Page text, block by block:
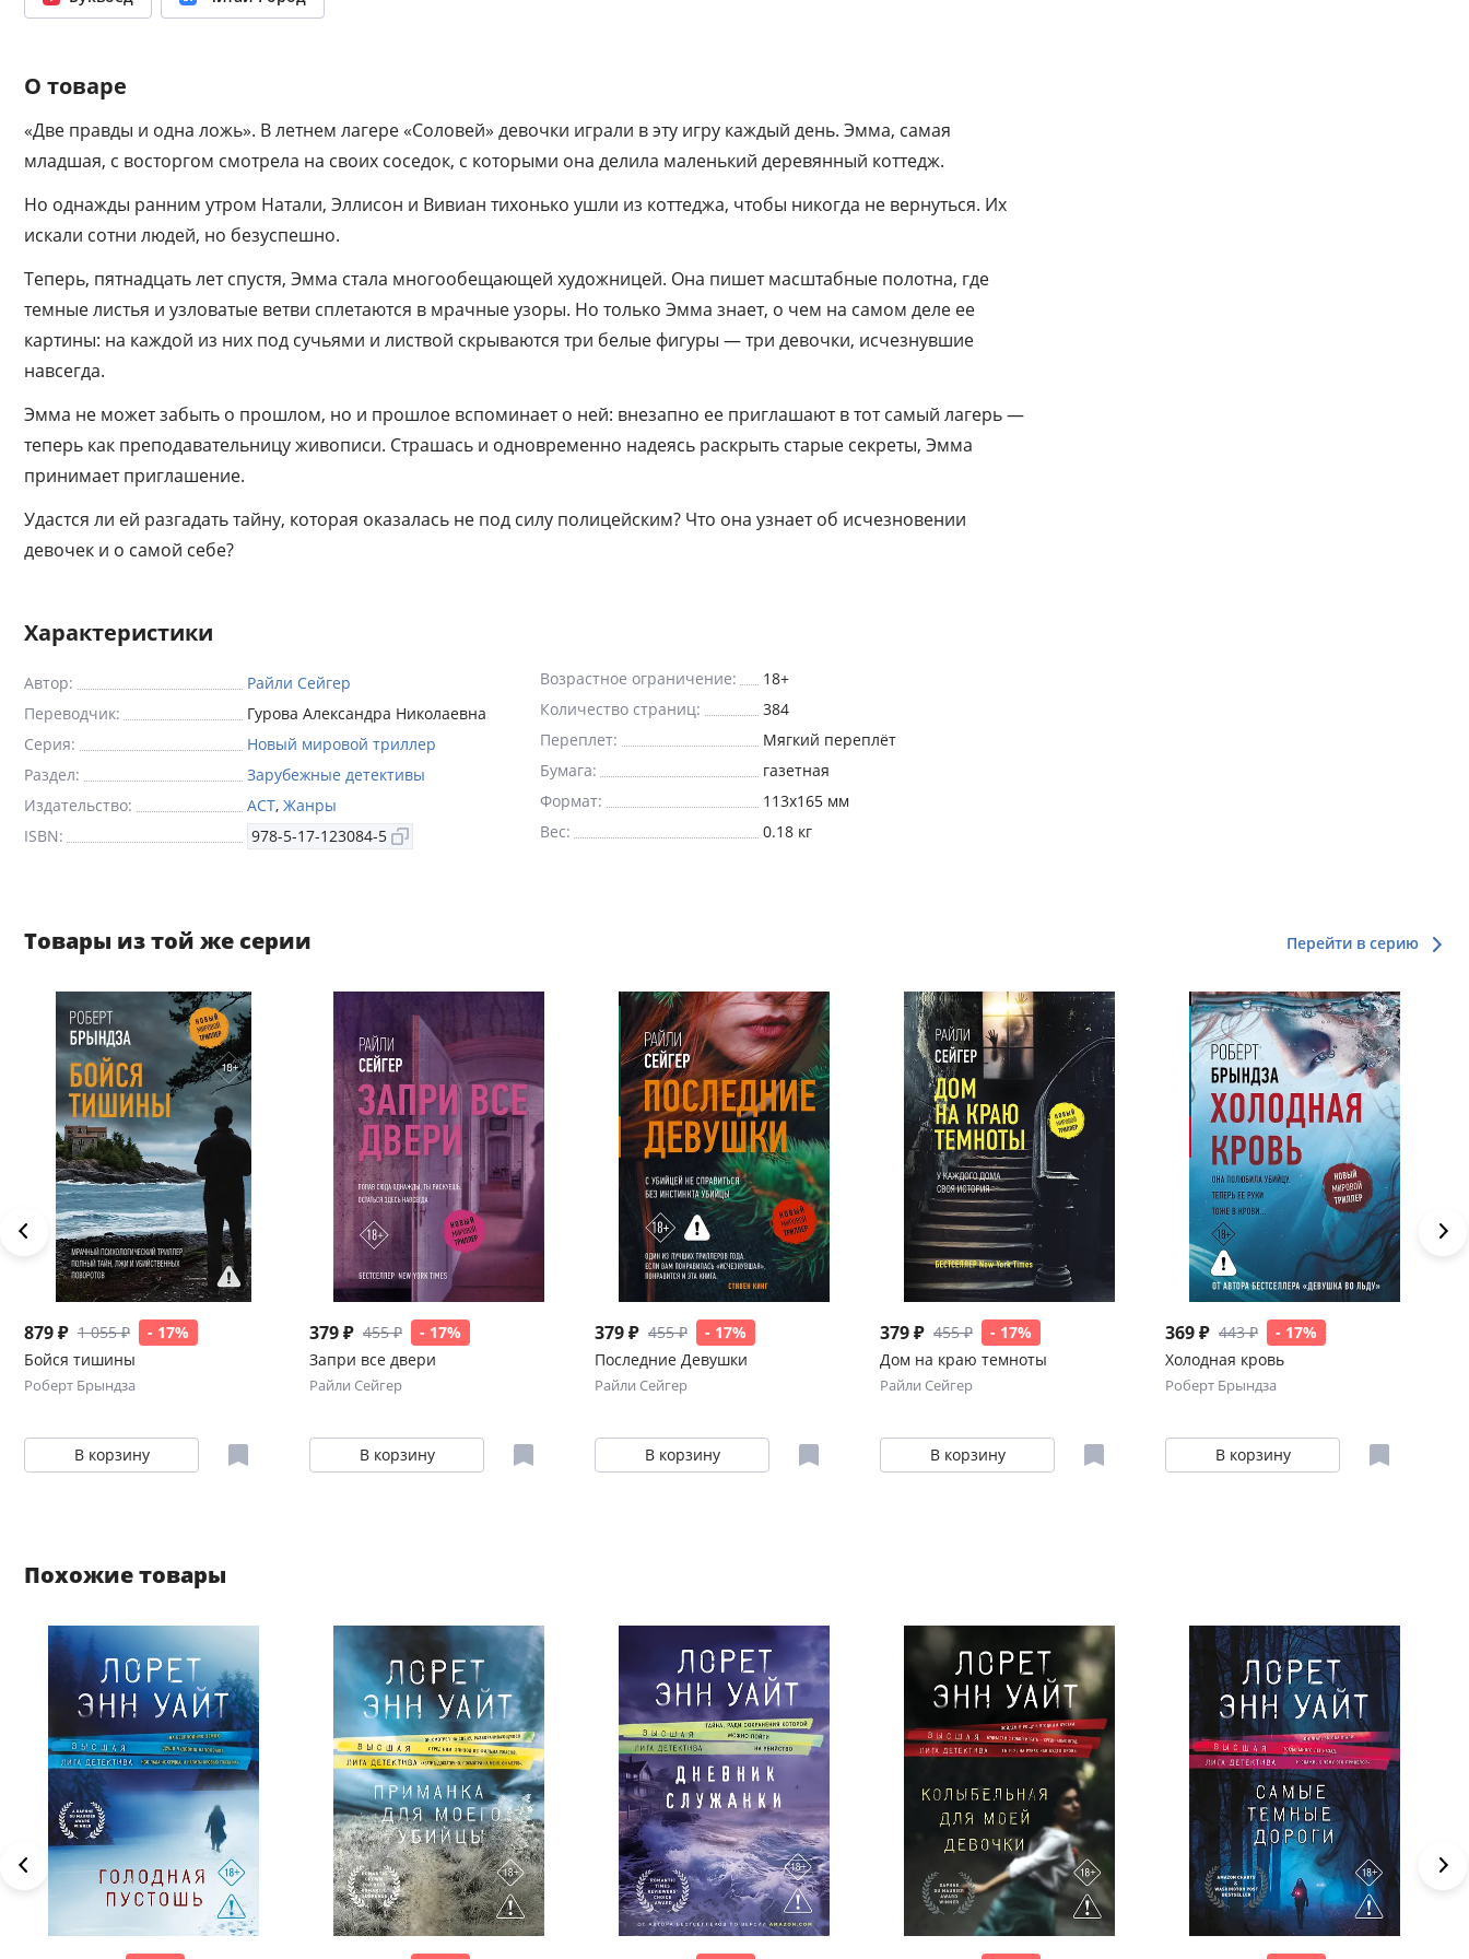
исчезновении девочек и о самой себе?
О товаре
«Две правды и одна ложь». В летнем лагере «Соловей» девочки играли в эту игру каждый день. Эмма, самая
младшая, с восторгом смотрела на своих соседок, с которыми она делила маленький деревянный коттедж.
Но однажды ранним утром Натали, Эллисон и Вивиан тихонько ушли из коттеджа, чтобы никогда не вернуться. Их
искали сотни людей, но безуспешно.
Теперь, пятнадцать лет спустя, Эмма стала многообещающей художницей. Она пишет масштабные полотна, где
темные листья и узловатые ветви сплетаются в мрачные узоры. Но только Эмма знает, о чем на самом деле ее
картины: на каждой из них под сучьями и листвой скрываются три белые фигуры — три девочки, исчезнувшие
навсегда.
Эмма не может забыть о прошлом, но и прошлое вспоминает о ней: внезапно ее приглашают в тот самый лагерь —
теперь как преподавательницу живописи. Страшась и одновременно надеясь раскрыть старые секреты, Эмма
принимает приглашение.
Удастся ли ей разгадать тайну, которая оказалась не под силу полицейским? Что она узнает об исчезновении
девочек и о самой себе?
Характеристики
Автор:
Райли Сейгер
Переводчик:
Гурова Александра Николаевна
Серия:
Новый мировой триллер
Раздел:
Зарубежные детективы
Издательство:
АСТ, Жанры
ISBN:
978-5-17-123084-5
Возрастное ограничение:
18+
Количество страниц:
384
Переплет:
Мягкий переплёт
Бумага:
газетная
Формат:
113x165 мм
Вес:
0.18 кг
Товары из той же серии Перейти в серию
879 ₽ 1 055 ₽
- 17%
Бойся тишины
Роберт Брындза
В корзину
379 ₽ 455 ₽
- 17%
Запри все двери
Райли Сейгер
В корзину
379 ₽ 455 ₽
- 17%
Последние Девушки
Райли Сейгер
В корзину
379 ₽ 455 ₽
- 17%
Дом на краю темноты
Райли Сейгер
В корзину
369 ₽ 443 ₽
- 17%
Холодная кровь
Роберт Брындза
В корзину
Похожие товары